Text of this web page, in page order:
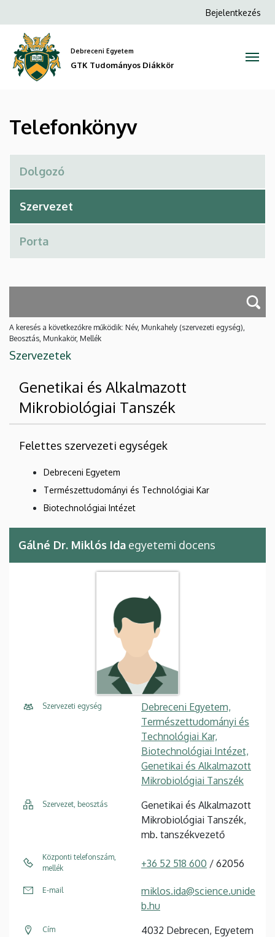
GTK
Tudományos
Diákkör
a
tartalomra
Anonim
Bejelentkezés
Debreceni Egyetem
GTK Tudományos Diákkör
Telefonkönyv
A keresés a következőkre működik: Név, Munkahely (szervezeti egység),
Beosztás, Munkakör, Mellék
Szervezetek
Genetikai és Alkalmazott
Mikrobiológiai Tanszék
Felettes szervezeti egységek
Debreceni Egyetem
Természettudományi és Technológiai Kar
Biotechnológiai Intézet
Gálné Dr. Miklós Ida egyetemi docens
Szervezeti egység
Debreceni Egyetem,
Természettudományi és
Technológiai Kar,
Biotechnológiai Intézet,
Genetikai és Alkalmazott
Mikrobiológiai Tanszék
Szervezet, beosztás
Genetikai és Alkalmazott
Mikrobiológiai Tanszék,
mb. tanszékvezető
Központi telefonszám,
mellék
+36 52 518 600 / 62056
E-mail
miklos.ida@science.unide
b.hu
Cím
4032 Debrecen, Egyetem